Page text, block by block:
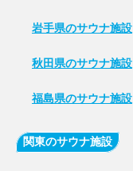
岩手県のサウナ施設
秋田県のサウナ施設
福島県のサウナ施設
関東のサウナ施設